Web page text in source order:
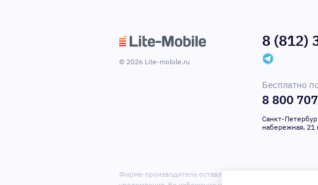
© 2026 Lite-mobile.ru
8 (812)
Бесплатно
8 800
Санкт-
набережная, 21
Фирма-производитель оставляет за собой право на